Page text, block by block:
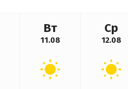
Вт
11.08
Ср
12.08